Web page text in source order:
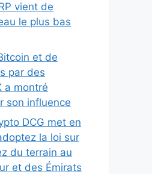
vient de
le plus bas
et de
par des
a montré
son influence
DCG met en
la loi sur
du terrain au
et des Émirats